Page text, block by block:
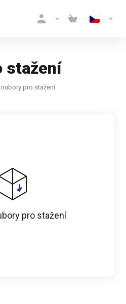
stažení
pro stažení
pro stažení